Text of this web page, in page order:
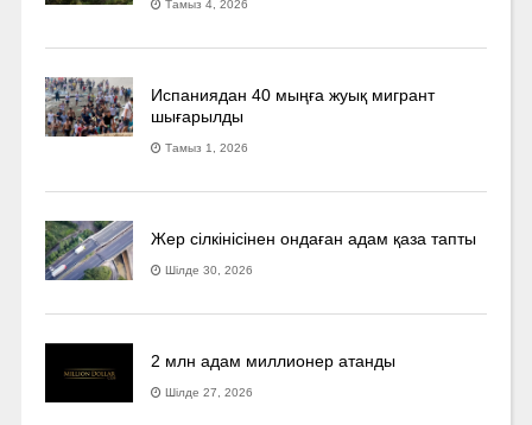
Тамыз 4, 2026
Испаниядан 40 мыңға жуық мигрант
шығарылды
Тамыз 1, 2026
Жер сілкінісінен ондаған адам қаза тапты
Шілде 30, 2026
2 млн адам миллионер атанды
Шілде 27, 2026